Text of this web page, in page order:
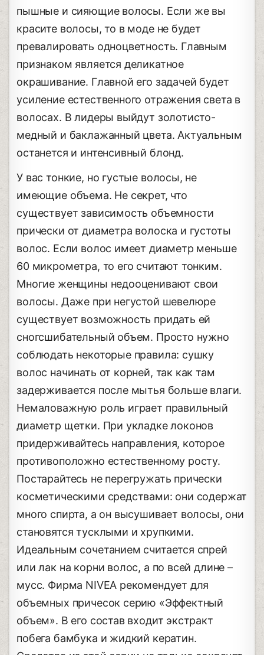
пышные и сияющие волосы. Если же вы
красите волосы, то в моде не будет
превалировать одноцветность. Главным
признаком является деликатное
окрашивание. Главной его задачей будет
усиление естественного отражения света в
волосах. В лидеры выйдут золотисто-
медный и баклажанный цвета. Актуальным
останется и интенсивный блонд.
У вас тонкие, но густые волосы, не
имеющие объема. Не секрет, что
существует зависимость объемности
прически от диаметра волоска и густоты
волос. Если волос имеет диаметр меньше
60 микрометра, то его считают тонким.
Многие женщины недооценивают свои
волосы. Даже при негустой шевелюре
существует возможность придать ей
сногсшибательный объем. Просто нужно
соблюдать некоторые правила: сушку
волос начинать от корней, так как там
задерживается после мытья больше влаги.
Немаловажную роль играет правильный
диаметр щетки. При укладке локонов
придерживайтесь направления, которое
противоположно естественному росту.
Постарайтесь не перегружать прически
косметическими средствами: они содержат
много спирта, а он высушивает волосы, они
становятся тусклыми и хрупкими.
Идеальным сочетанием считается спрей
или лак на корни волос, а по всей длине –
мусс. Фирма NIVEA рекомендует для
объемных причесок серию «Эффектный
объем». В его состав входит экстракт
побега бамбука и жидкий кератин.